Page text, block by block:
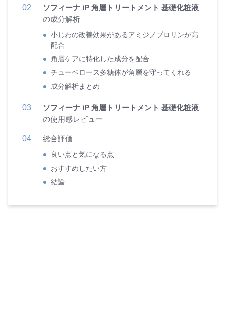
ソフィーナ iP 角層トリートメント 基礎化粧液
の成分解析
小じわの改善効果があるアミジノプロリンが高
配合
角層ケアに特化した成分を配合
チューベロース多糖体が角層を守ってくれる
成分解析まとめ
ソフィーナ iP 角層トリートメント 基礎化粧液
の使用感レビュー
総合評価
良い点と気になる点
おすすめしたい方
結論